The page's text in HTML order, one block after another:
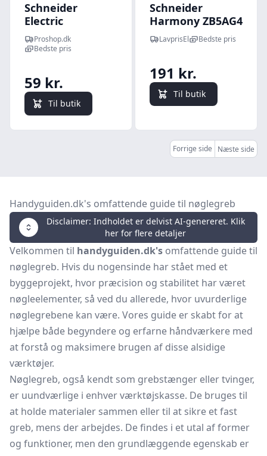
Schneider
Electric
Nøglegreb til S3D
nøgle 1242E
Proshop.dk
Bedste pris
59 kr.
Til butik
Schneider
Harmony ZB5AG4
nøglegreb med 2
positioner
LavprisEl Bedste pris
191 kr.
Til butik
Forrige side Næste side
Handyguiden.dk's omfattende guide til nøglegreb
Disclaimer: Indholdet er delvist AI-genereret. Klik
her for flere detaljer
Velkommen til handyguiden.dk's omfattende guide til
nøglegreb. Hvis du nogensinde har stået med et
byggeprojekt, hvor præcision og stabilitet har været
nøgleelementer, så ved du allerede, hvor uvurderlige
nøglegrebene kan være. Vores guide er skabt for at
hjælpe både begyndere og erfarne håndværkere med
at forstå og maksimere brugen af disse alsidige
værktøjer.
Nøglegreb, også kendt som grebstænger eller tvinger,
er uundværlige i enhver værktøjskasse. De bruges til
at holde materialer sammen eller til at sikre et fast
greb, mens der arbejdes. De findes i et utal af former
og funktioner, men den grundlæggende egenskab er